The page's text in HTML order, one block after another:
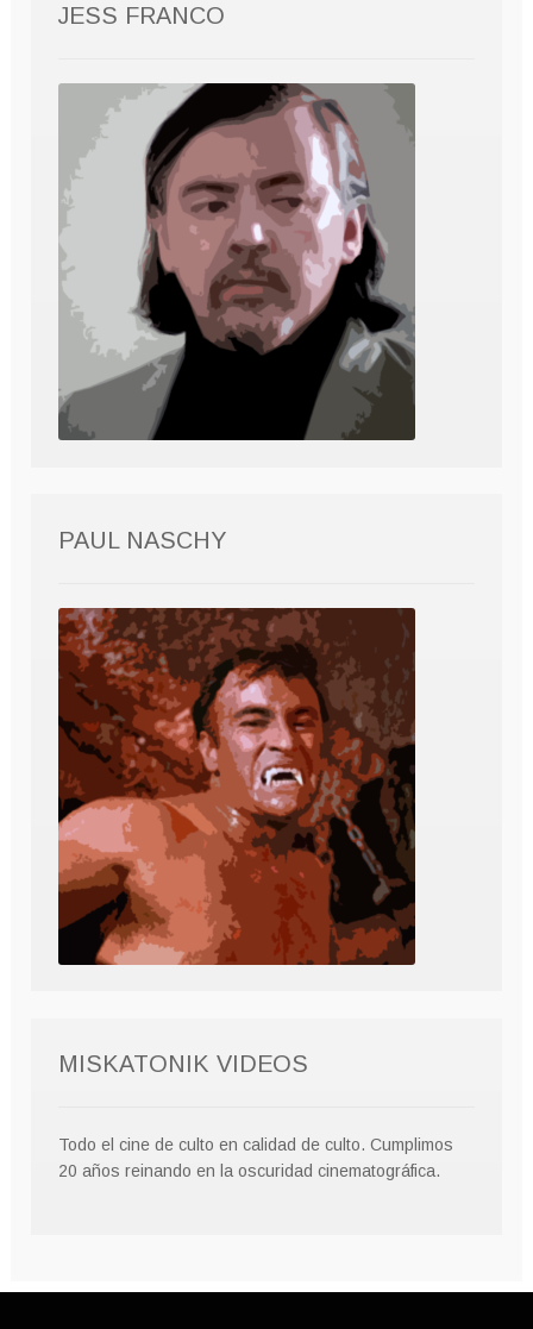
JESS FRANCO
PAUL NASCHY
MISKATONIK VIDEOS
Todo el cine de culto en calidad de culto. Cumplimos
20 años reinando en la oscuridad cinematográfica.